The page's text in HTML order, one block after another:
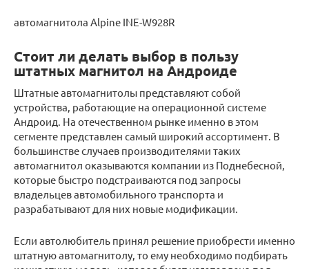
автомагнитола Alpine INE-W928R
Стоит ли делать выбор в пользу
штатных магнитол на Андроиде
Штатные автомагнитолы представляют собой
устройства, работающие на операционной системе
Андроид. На отечественном рынке именно в этом
сегменте представлен самый широкий ассортимент. В
большинстве случаев производителями таких
автомагнитол оказываются компании из Поднебесной,
которые быстро подстраиваются под запросы
владельцев автомобильного транспорта и
разрабатывают для них новые модификации.
Если автолюбитель принял решение приобрести именно
штатную автомагнитолу, то ему необходимо подбирать